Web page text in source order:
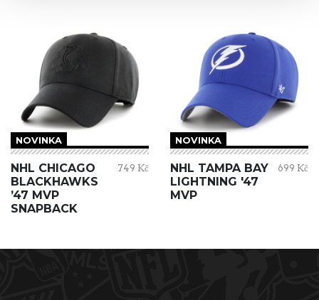
NOVINKA
NHL CHICAGO
BLACKHAWKS
’47 MVP
SNAPBACK
749 Kč
NOVINKA
NHL TAMPA BAY
LIGHTNING '47
MVP
699 Kč